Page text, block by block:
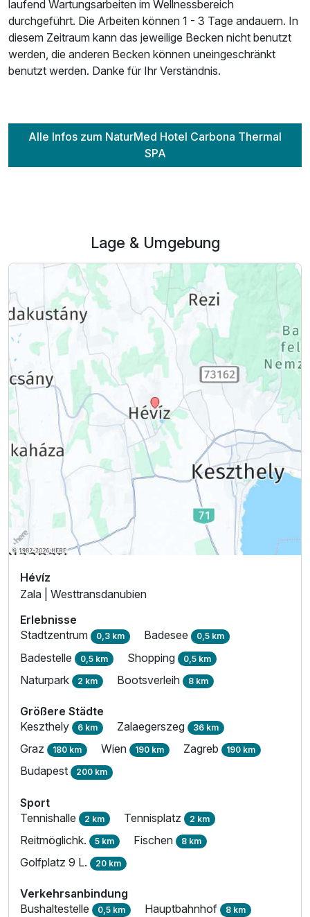
laufend Wartungsarbeiten im Wellnessbereich
durchgeführt. Die Arbeiten können 1 - 3 Tage andauern. In
diesem Zeitraum kann das jeweilige Becken nicht benutzt
werden, die anderen Becken können uneingeschränkt
benutzt werden. Danke für Ihr Verständnis.
Alle Infos zum NaturMed Hotel Carbona Thermal
SPA
Lage & Umgebung
Hévíz
Zala | Westtransdanubien
Erlebnisse
Stadtzentrum 0,3 km Badesee 0,5 km
Badestelle 0,5 km Shopping 0,5 km
Naturpark 2 km Bootsverleih 8 km
Größere Städte
Keszthely 6 km Zalaegerszeg 36 km
Graz 180 km Wien 190 km Zagreb 190 km
Budapest 200 km
Sport
Tennishalle 2 km Tennisplatz 2 km
Reitmöglichk. 5 km Fischen 8 km
Golfplatz 9 L. 20 km
Verkehrsanbindung
Bushaltestelle 0,5 km Hauptbahnhof 8 km